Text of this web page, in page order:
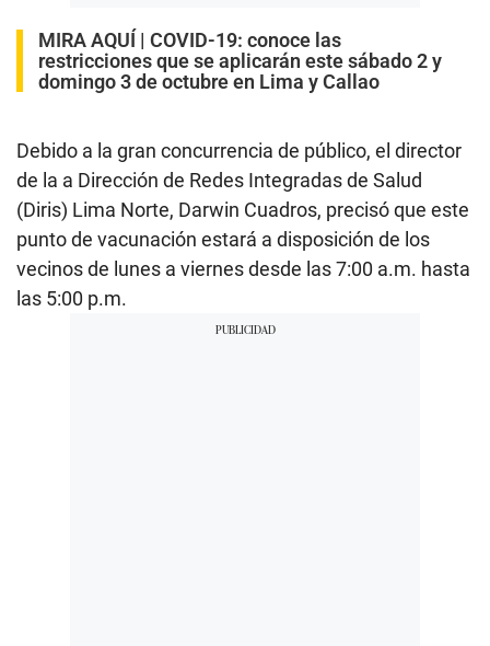
MIRA AQUÍ | COVID-19: conoce las
restricciones que se aplicarán este sábado 2 y
domingo 3 de octubre en Lima y Callao
Debido a la gran concurrencia de público, el director
de la a Dirección de Redes Integradas de Salud
(Diris) Lima Norte, Darwin Cuadros, precisó que este
punto de vacunación estará a disposición de los
vecinos de lunes a viernes desde las 7:00 a.m. hasta
las 5:00 p.m.